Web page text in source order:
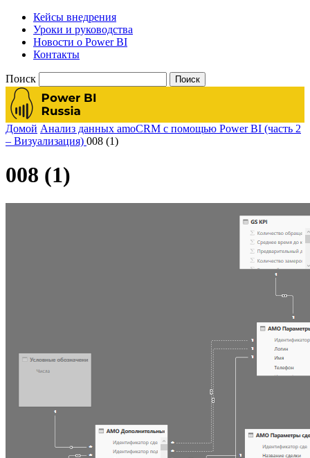
Кейсы внедрения
Уроки и руководства
Новости о Power BI
Контакты
Поиск
Домой Анализ данных amoCRM с помощью Power BI (часть 2
– Визуализация) 008 (1)
008 (1)